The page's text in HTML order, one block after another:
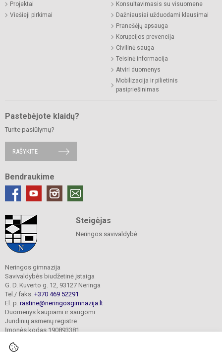
Projektai
Viešieji pirkimai
Konsultavimasis su visuomene
Dažniausiai užduodami klausimai
Pranešėjų apsauga
Korupcijos prevencija
Civilinė sauga
Teisinė informacija
Atviri duomenys
Mobilizacija ir pilietinis
pasipriešinimas
Pastebėjote klaidų?
Turite pasiūlymų?
RAŠYKITE
Bendraukime
Steigėjas
Neringos savivaldybė
Neringos gimnazija
Savivaldybės biudžetinė įstaiga
G. D. Kuverto g. 12, 93127 Neringa
Tel./ faks. +370 469 52291
El. p. rastine@neringosgimnazija.lt
Duomenys kaupiami ir saugomi
Juridinių asmenų registre
Įmonės kodas 190893381